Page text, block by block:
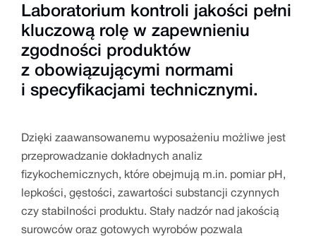
Laboratorium kontroli jakości pełni
kluczową rolę w zapewnieniu
zgodności produktów
z obowiązującymi normami
i specyfikacjami technicznymi.
Dzięki zaawansowanemu wyposażeniu możliwe jest
przeprowadzanie dokładnych analiz
fizykochemicznych, które obejmują m.in. pomiar pH,
lepkości, gęstości, zawartości substancji czynnych
czy stabilności produktu. Stały nadzór nad jakością
surowców oraz gotowych wyrobów pozwala